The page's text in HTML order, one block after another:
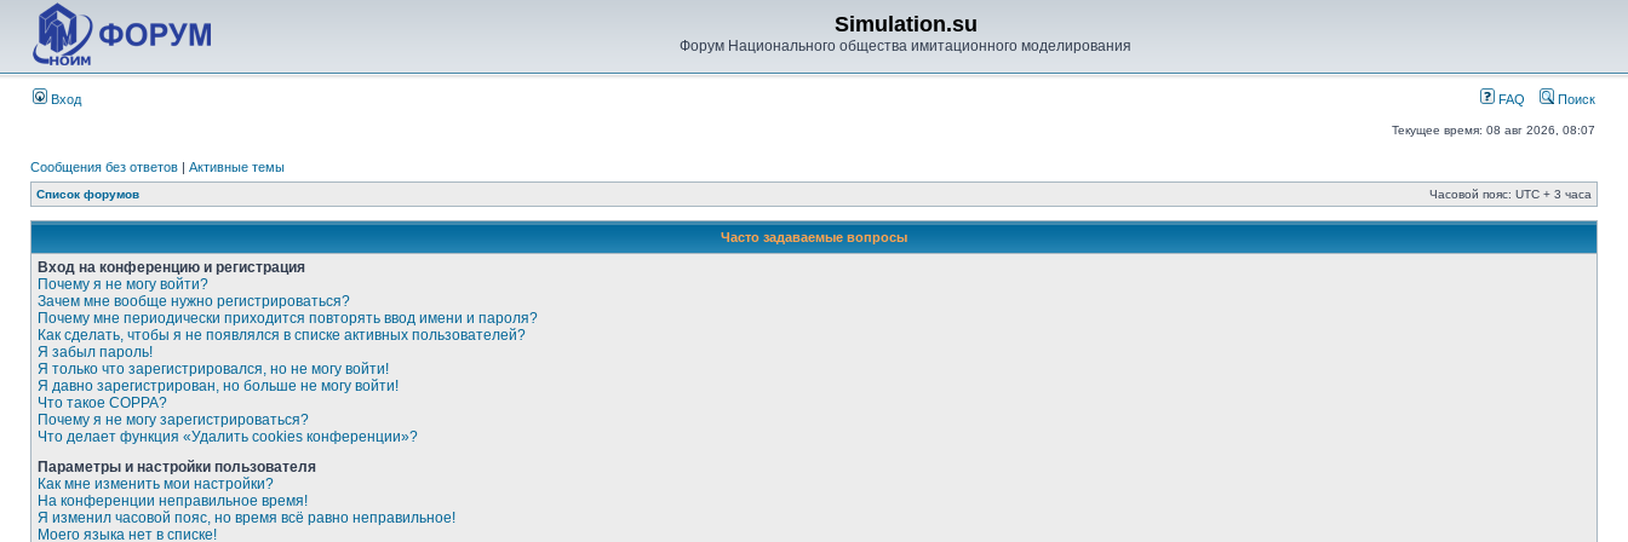
Simulation.su
Форум Национального общества имитационного моделирования
Вход FAQ Поиск
Текущее время: 08 авг 2026, 08:07
Сообщения без ответов | Активные темы
Список форумов Часовой пояс: UTC + 3 часа
Часто задаваемые вопросы
Вход на конференцию и регистрация
Почему я не могу войти?
Зачем мне вообще нужно регистрироваться?
Почему мне периодически приходится повторять ввод имени и пароля?
Как сделать, чтобы я не появлялся в списке активных пользователей?
Я забыл пароль!
Я только что зарегистрировался, но не могу войти!
Я давно зарегистрирован, но больше не могу войти!
Что такое COPPA?
Почему я не могу зарегистрироваться?
Что делает функция «Удалить cookies конференции»?
Параметры и настройки пользователя
Как мне изменить мои настройки?
На конференции неправильное время!
Я изменил часовой пояс, но время всё равно неправильное!
Моего языка нет в списке!